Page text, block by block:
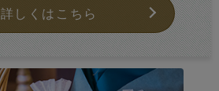
詳しくはこちら